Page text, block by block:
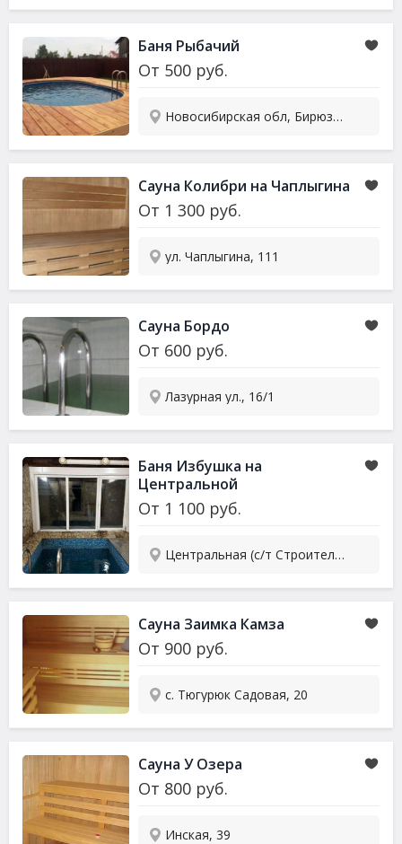
Баня Рыбачий
От 500 руб.
Новосибирская обл, Бирюзовая (Дружба-2 снт), 70
Сауна Колибри на Чаплыгина
От 1 300 руб.
ул. Чаплыгина, 111
Сауна Бордо
От 600 руб.
Лазурная ул., 16/1
Баня Избушка на
Центральной
От 1 100 руб.
Центральная (с/т Строитель), 1
Сауна Заимка Камза
От 900 руб.
с. Тюгурюк Садовая, 20
Сауна У Озера
От 800 руб.
Инская, 39